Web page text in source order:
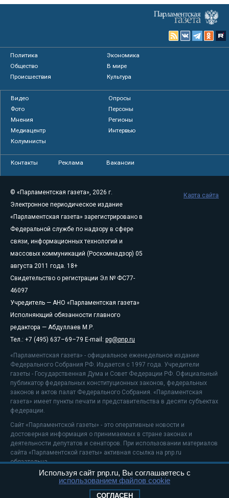
Политика
Экономика
Общество
В мире
Происшествия
Культура
Видео
Опросы
Фото
Персоны
Мнения
Регионы
Медиацентр
Интервью
Колумнисты
Контакты Реклама Вакансии
© «Парламентская газета», 2026 г.
Электронное периодическое издание
«Парламентская газета» зарегистрировано в
Федеральной службе по надзору в сфере
связи, информационных технологий и
массовых коммуникаций (Роскомнадзор) 05
августа 2011 года. 18+
Свидетельство о регистрации Эл № ФС77-
46097
Учредитель — АНО «Парламентская газета»
Исполняющий обязанности главного
редактора — Абдуллаев М.Р.
Тел.: +7 (495) 637–69–79 E-mail: pg@pnp.ru
«Парламентская газета» - официальное еженедельное издание
Федерального Собрания РФ. Издается с 1997 года. Учредители
газеты - Государственная Дума и Совет Федерации РФ. Официальный
публикатор федеральных конституционных законов, федеральных
законов и актов палат Федерального Собрания. «Парламентская
газета» имеет пункты печати и представительства в десяти субъектах
федерации.
Сайт «Парламентской газеты» - это оперативные новости и
достоверная информация о принимаемых в стране законах и
деятельности депутатов и сенаторов. При использовании материалов
сайта «Парламентской газеты» активная ссылка на pnp.ru
обязательна.
На информационном ресурсе применяютсярекомендательные
Положение о защите персональных данных
Карта сайта
Используя сайт pnp.ru, Вы соглашаетесь с
использованием файлов cookie
СОГЛАСЕН